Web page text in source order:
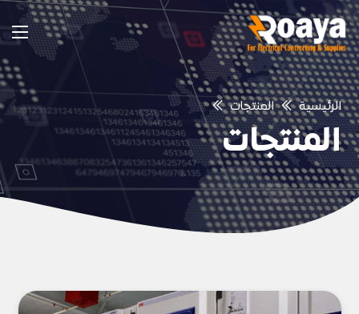
الرئيسية المنتجات
المنتجات